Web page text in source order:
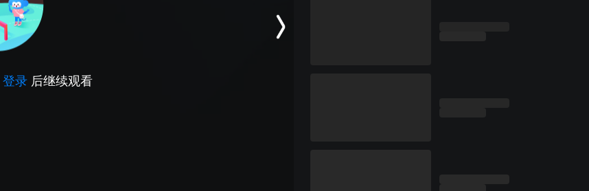
登录 后继续观看